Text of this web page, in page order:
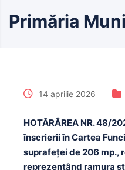
Primăria
14 aprilie 2026
HOTĂRÂREA NR. 48/
înscrierii în Cartea
suprafeţei de 206 mp.,
reprezentând ramura